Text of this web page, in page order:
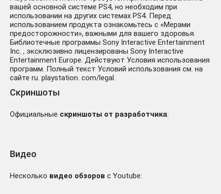
вашей основной системе PS4, но необходим при
использовании на других системах PS4. Перед
использованием продукта ознакомьтесь с «Мерами
предосторожности», важными для вашего здоровья.
Библиотечные программы Sony Interactive Entertainment
Inc. , эксклюзивно лицензированы Sony Interactive
Entertainment Europe. Действуют Условия использования
программ. Полный текст Условий использования см. на
сайте ru. playstation. com/legal.
Скриншоты
Официальные скриншоты от разработчика:
Видео
Несколько видео обзоров с Youtube: